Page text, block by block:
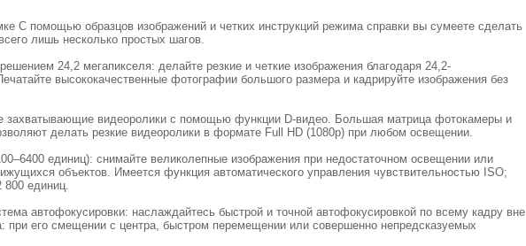
С помощью образцов изображений и четких инструкций режима справки вы сумеете сделать
лишь несколько простых шагов.
24,2 мегапикселя: делайте резкие и четкие изображения благодаря 24,2-
высококачественные фотографии большого размера и кадрируйте изображения без
захватывающие видеоролики с помощью функции D-видео. Большая матрица фотокамеры и
делать резкие видеоролики в формате Full HD (1080p) при любом освещении.
единиц): снимайте великолепные изображения при недостаточном освещении или
объектов. Имеется функция автоматического управления чувствительностью ISO;
800 единиц.
автофокусировки: наслаждайтесь быстрой и точной автофокусировкой по всему кадру вне
при его смещении с центра, быстром перемещении или совершенно непредсказуемых